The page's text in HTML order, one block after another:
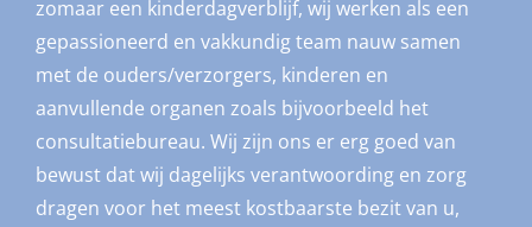
zomaar een kinderdagverblijf, wij werken als een
gepassioneerd en vakkundig team nauw samen
met de ouders/verzorgers, kinderen en
aanvullende organen zoals bijvoorbeeld het
consultatiebureau. Wij zijn ons er erg goed van
bewust dat wij dagelijks verantwoording en zorg
dragen voor het meest kostbaarste bezit van u,